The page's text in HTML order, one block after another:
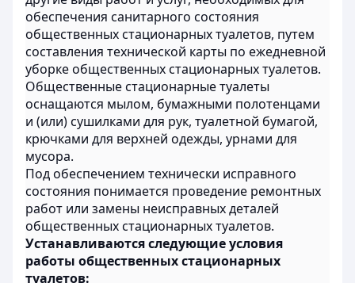
обеспечения санитарного состояния
общественных стационарных туалетов, путем
составления технической карты по ежедневной
уборке общественных стационарных туалетов.
Общественные стационарные туалеты
оснащаются мылом, бумажными полотенцами
и (или) сушилками для рук, туалетной бумагой,
крючками для верхней одежды, урнами для
мусора.
Под обеспечением технически исправного
состояния понимается проведение ремонтных
работ или замены неисправных деталей
общественных стационарных туалетов.
Устанавливаются следующие условия
работы общественных стационарных
туалетов: